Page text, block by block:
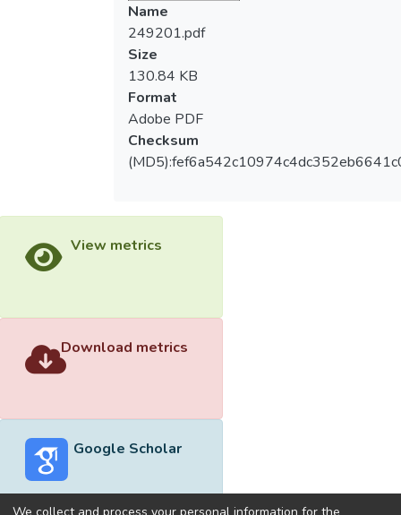
Name
249201.pdf
Size
130.84 KB
Format
Adobe PDF
Checksum
View metrics
Download metrics
Google Scholar